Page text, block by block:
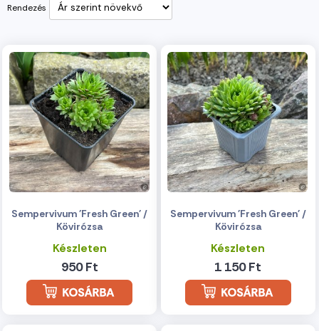
Rendezés
Sempervivum 'Fresh Green' /
Kövirózsa
Készleten
950 Ft
Sempervivum 'Fresh Green' /
Kövirózsa
Készleten
1 150 Ft